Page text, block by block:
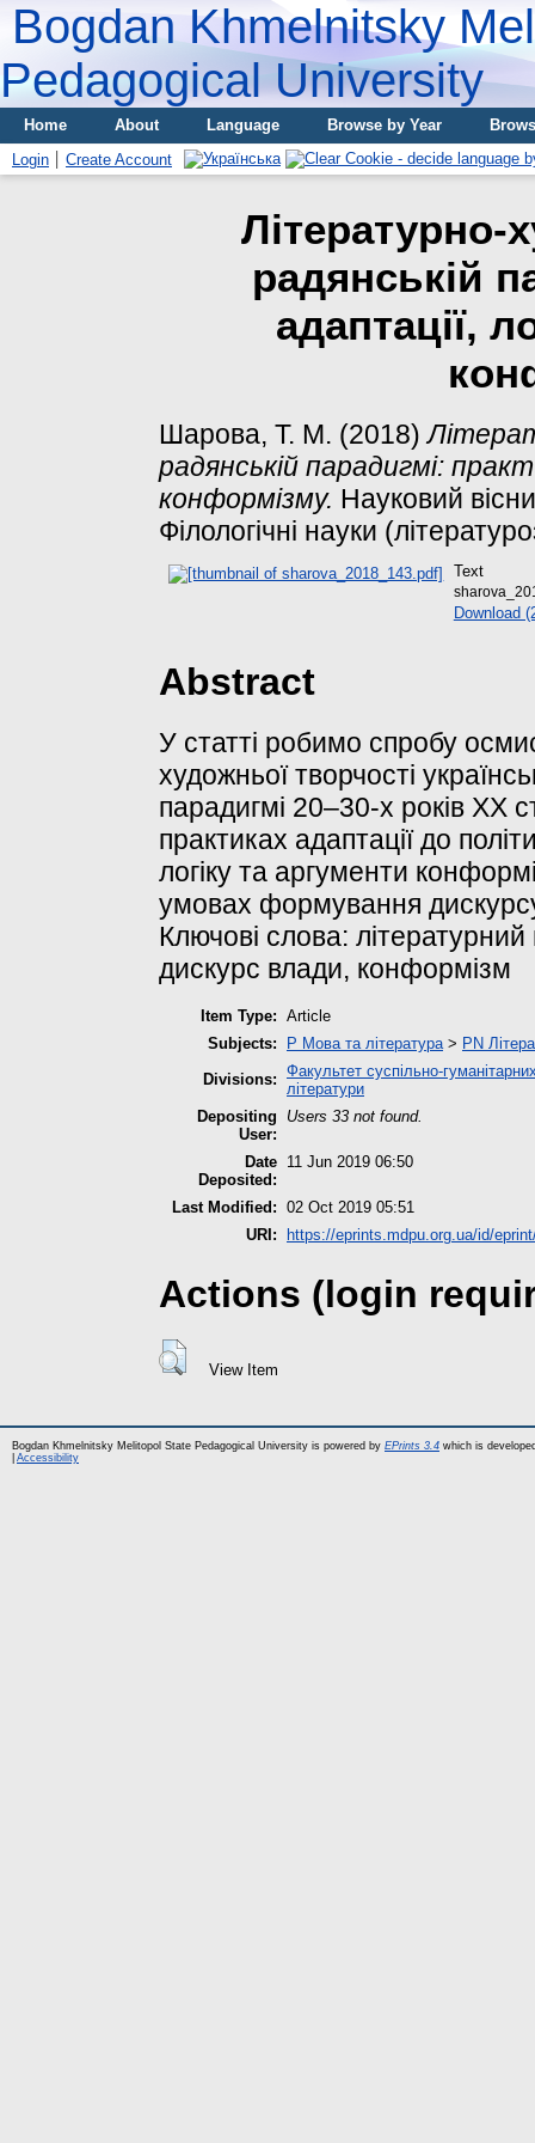
Bogdan Khmelnitsky
Pedagogical University
Home About Language Browse by Year
Login
Create Account
Літературно-
радянській
адаптації,
Шарова, Т. М. (2018)
радянській парадигмі:
конформізму. Науковий
Філологічні науки
Text
Download
Abstract
У статті робимо спробу
художньої творчості
парадигмі 20–30-х років ХХ
практиках адаптації до
логіку та аргументи
умовах формування
Ключові слова: літературний
дискурс влади, конформізм
Item Type: Article
Subjects:
P Мова та література> PN
Divisions: Факультет суспільно-
літератури
Depositing
User:
Users 33 not found.
Date
Deposited:
11 Jun 2019 06:50
Last Modified: 02 Oct 2019 05:51
URI:
https://eprints.mdpu.org.ua/id/
Actions (login
View Item
Bogdan Khmelnitsky Melitopol State Pedagogical University is powered by EPrints 3.4 which is
Accessibility